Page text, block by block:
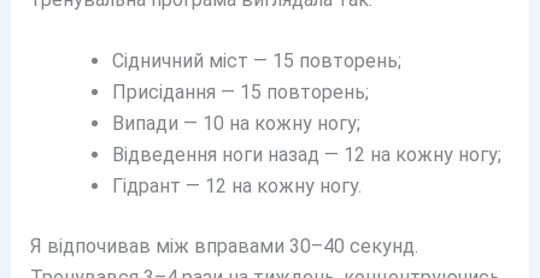
Сідничний міст — 15 повторень;
Присідання — 15 повторень;
Випади — 10 на кожну ногу;
Відведення ноги назад — 12 на кожну ногу;
Гідрант — 12 на кожну ногу.
Я відпочивав між вправами 30–40 секунд.